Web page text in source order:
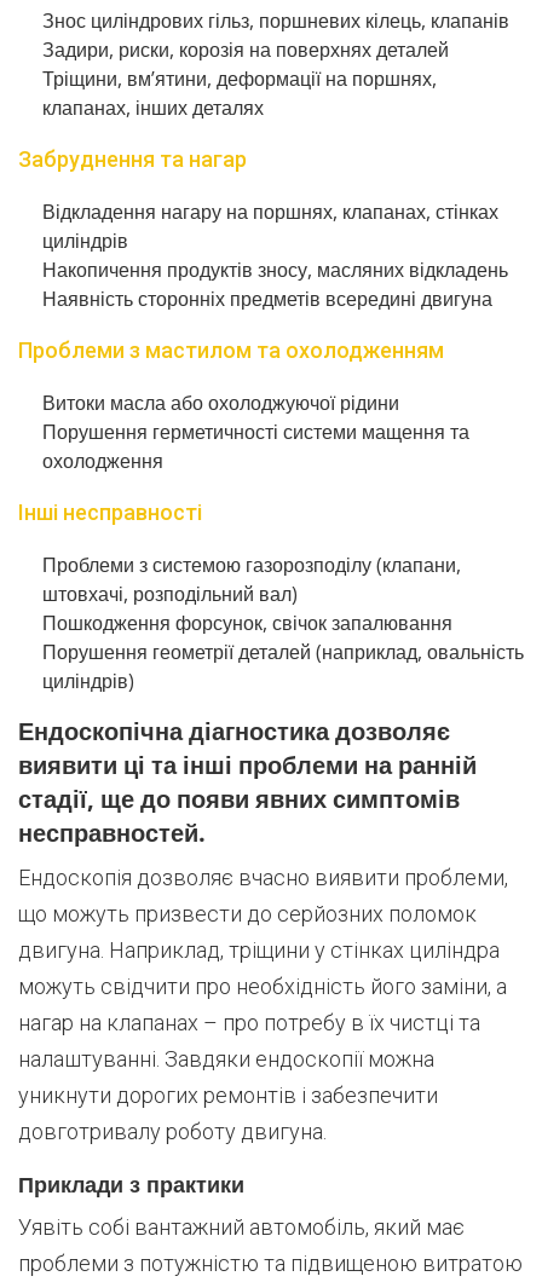
Знос циліндрових гільз, поршневих кілець, клапанів
Задири, риски, корозія на поверхнях деталей
Тріщини, вм’ятини, деформації на поршнях,
клапанах, інших деталях
Забруднення та нагар
Відкладення нагару на поршнях, клапанах, стінках
циліндрів
Накопичення продуктів зносу, масляних відкладень
Наявність сторонніх предметів всередині двигуна
Проблеми з мастилом та охолодженням
Витоки масла або охолоджуючої рідини
Порушення герметичності системи мащення та
охолодження
Інші несправності
Проблеми з системою газорозподілу (клапани,
штовхачі, розподільний вал)
Пошкодження форсунок, свічок запалювання
Порушення геометрії деталей (наприклад, овальність
циліндрів)
Ендоскопічна діагностика дозволяє
виявити ці та інші проблеми на ранній
стадії, ще до появи явних симптомів
несправностей.
Ендоскопія дозволяє вчасно виявити проблеми,
що можуть призвести до серйозних поломок
двигуна. Наприклад, тріщини у стінках циліндра
можуть свідчити про необхідність його заміни, а
нагар на клапанах – про потребу в їх чистці та
налаштуванні. Завдяки ендоскопії можна
уникнути дорогих ремонтів і забезпечити
довготривалу роботу двигуна.
Приклади з практики
Уявіть собі вантажний автомобіль, який має
проблеми з потужністю та підвищеною витратою